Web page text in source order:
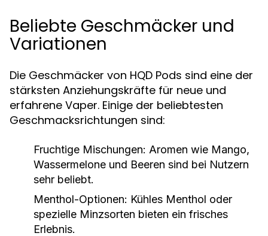
Beliebte Geschmäcker und
Variationen
Die Geschmäcker von HQD Pods sind eine der
stärksten Anziehungskräfte für neue und
erfahrene Vaper. Einige der beliebtesten
Geschmacksrichtungen sind:
Fruchtige Mischungen: Aromen wie Mango,
Wassermelone und Beeren sind bei Nutzern
sehr beliebt.
Menthol-Optionen: Kühles Menthol oder
spezielle Minzsorten bieten ein frisches
Erlebnis.